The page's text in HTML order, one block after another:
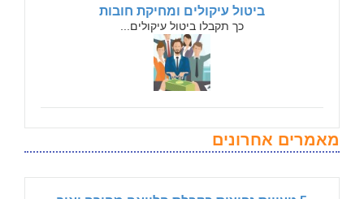
ביטול עיקולים ומחיקת חובות
כך תקבלו ביטול עיקולים...
מאמרים אחרונים